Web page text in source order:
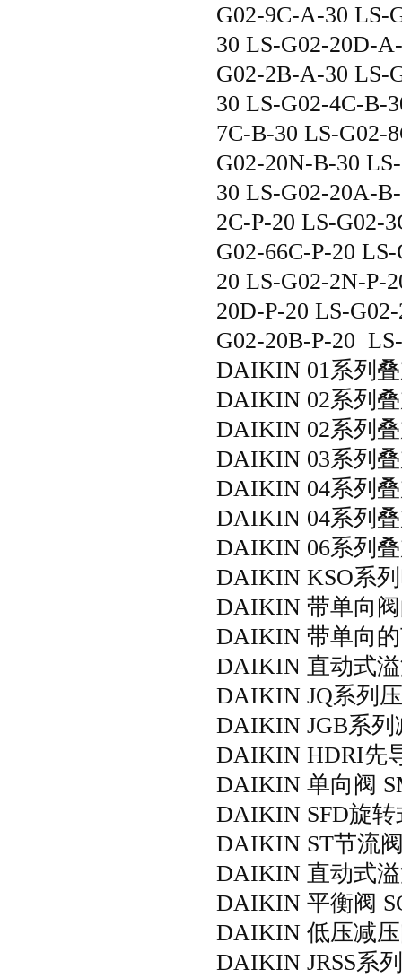
G02-9C-A-30 LS-
30 LS-G02-20D-
G02-2B-A-30 LS-
30 LS-G02-4C-B-
7C-B-30 LS-G02-
G02-20N-B-30
30 LS-G02-20A-
2C-P-20 LS-G02-
G02-66C-P-20
20 LS-G02-2N-P-
20D-P-20 LS-
G02-20B-P-20
DAIKIN 01系列
DAIKIN 02系列
DAIKIN 02系列
DAIKIN 03系列
DAIKIN 04系列
DAIKIN 04系列
DAIKIN 06系列
DAIKIN KSO系
DAIKIN 带单向阀
DAIKIN 带单向的
DAIKIN 直动式溢
DAIKIN JQ系列
DAIKIN JGB系列
DAIKIN HDRI先
DAIKIN 单向阀
DAIKIN SFD旋转
DAIKIN ST节流阀
DAIKIN 直动式溢
DAIKIN 平衡阀
DAIKIN 低压减压
DAIKIN JRSS系